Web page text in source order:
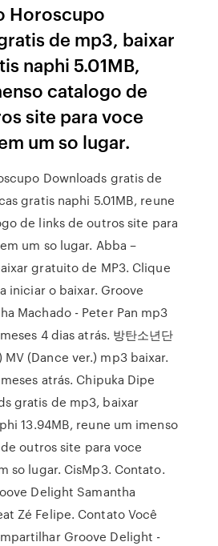
Horoscupo
de mp3, baixar
naphi 5.01MB,
catalogo de
site para voce
um so lugar.
Downloads gratis de
gratis naphi 5.01MB, reune
de links de outros site para
um so lugar. Abba –
gratuito de MP3. Clique
iniciar o baixar. Groove
Machado - Peter Pan mp3
4 dias atrás. 방탄소년단
MV (Dance ver.) mp3 baixar.
atrás. Chipuka Dipe
gratis de mp3, baixar
13.94MB, reune um imenso
outros site para voce
so lugar. CisMp3. Contato.
Delight Samantha
Zé Felipe. Contato Você
Groove Delight -